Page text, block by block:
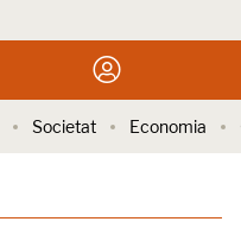
Societat Economia